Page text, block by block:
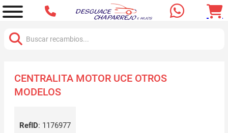
CENTRALITA MOTOR UCE OTROS
MODELOS
RefID: 1176977